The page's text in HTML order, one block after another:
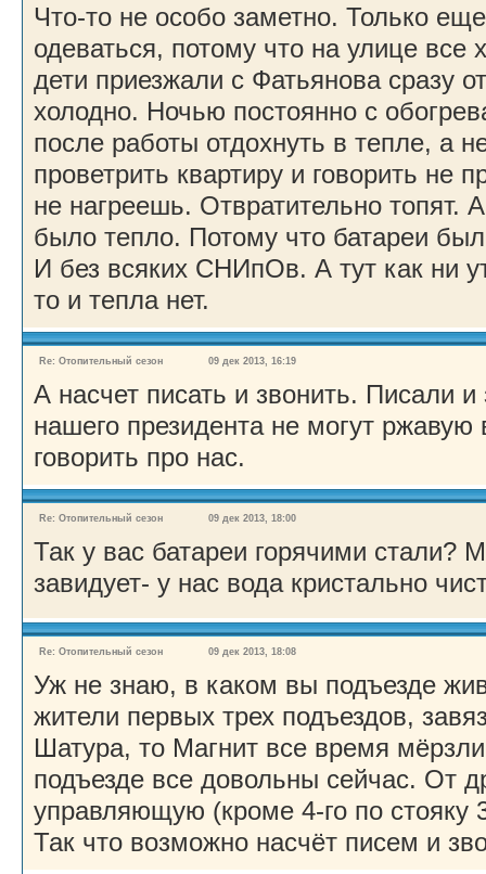
Что-то не особо заметно. Только
одеваться, потому что на улице
дети приезжали с Фатьянова сразу
холодно. Ночью постоянно с
после работы отдохнуть в тепле, а
проветрить квартиру и говорить не
не нагреешь. Отвратительно топят.
было тепло. Потому что батареи
И без всяких СНИпОв. А тут как ни
то и тепла нет.
Re: Отопительный сезон 09 дек 2013, 16:19
А насчет писать и звонить. Писали
нашего президента не могут ржавую
говорить про нас.
Re: Отопительный сезон 09 дек 2013, 18:00
Так у вас батареи горячими стали?
завидует- у нас вода кристально
Re: Отопительный сезон 09 дек 2013, 18:08
Уж не знаю, в каком вы подъезде
жители первых трех подъездов,
Шатура, то Магнит все время
подъезде все довольны сейчас. От
управляющую (кроме 4-го по стояку
Так что возможно насчёт писем и